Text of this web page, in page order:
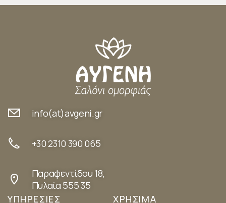
info(at)avgeni.gr
+30 2310 390 065
Παραφεντίδου 18,
Πυλαία 555 35
ΥΠΗΡΕΣΙΕΣ
ΧΡΗΣΙΜΑ